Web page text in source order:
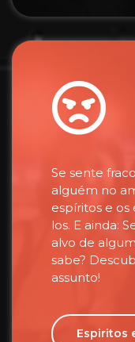
Se sente
alguém no
espíritos e
los. E ainda:
alvo de
sabe?
assunto!
Espiritos